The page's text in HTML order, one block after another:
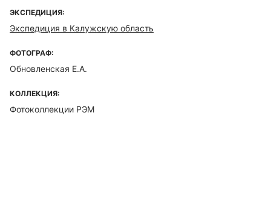
ЭКСПЕДИЦИЯ:
Экспедиция в Калужскую область
ФОТОГРАФ:
Обновленская Е.А.
КОЛЛЕКЦИЯ:
Фотоколлекции РЭМ